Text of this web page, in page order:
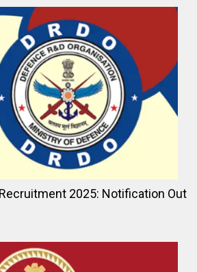
Recruitment 2025: Notification Out